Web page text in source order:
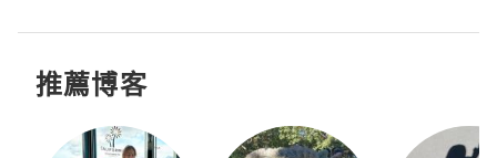
推薦博客